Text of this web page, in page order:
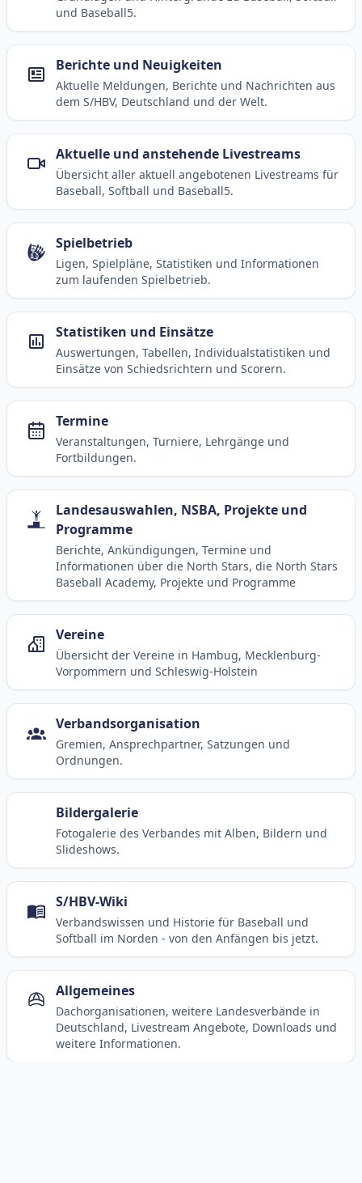
und Baseball5.
Berichte und Neuigkeiten
Aktuelle Meldungen, Berichte und Nachrichten aus
dem S/HBV, Deutschland und der Welt.
Aktuelle und anstehende Livestreams
Übersicht aller aktuell angebotenen Livestreams für
Baseball, Softball und Baseball5.
Spielbetrieb
Ligen, Spielpläne, Statistiken und Informationen
zum laufenden Spielbetrieb.
Statistiken und Einsätze
Auswertungen, Tabellen, Individualstatistiken und
Einsätze von Schiedsrichtern und Scorern.
Termine
Veranstaltungen, Turniere, Lehrgänge und
Fortbildungen.
Landesauswahlen, NSBA, Projekte und
Programme
Berichte, Ankündigungen, Termine und
Informationen über die North Stars, die North Stars
Baseball Academy, Projekte und Programme
Vereine
Übersicht der Vereine in Hambug, Mecklenburg-
Vorpommern und Schleswig-Holstein
Verbandsorganisation
Gremien, Ansprechpartner, Satzungen und
Ordnungen.
Bildergalerie
Fotogalerie des Verbandes mit Alben, Bildern und
Slideshows.
S/HBV-Wiki
Verbandswissen und Historie für Baseball und
Softball im Norden - von den Anfängen bis jetzt.
Allgemeines
Dachorganisationen, weitere Landesverbände in
Deutschland, Livestream Angebote, Downloads und
weitere Informationen.